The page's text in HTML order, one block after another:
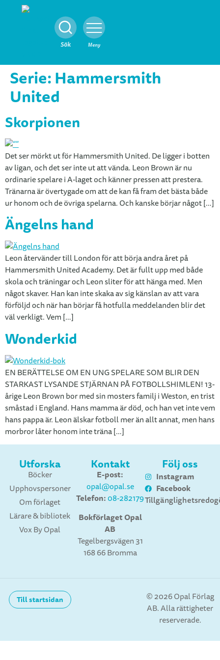
Sök
Stäng Meny
Serie:Hammersmith
United
Skorpionen
Det ser mörkt ut för Hammersmith United. De ligger i botten
av ligan, och det ser inte ut att vända. Leon Brown är nu
ordinarie spelare i A-laget och känner pressen att prestera.
Tränarna är övertygade om att de kan få fram det bästa både
ur honom och de övriga spelarna. Och kanske börjar något […]
Ängelns hand
Leon återvänder till London för att börja andra året på
Hammersmith United Academy. Det är fullt upp med både
skola och träningar och Leon sliter för att hänga med. Men
något skaver. Han kan inte skaka av sig känslan av att vara
förföljd och när han börjar få hotfulla meddelanden blir det
väl verkligt. Vem […]
Wonderkid
EN BERÄTTELSE OM EN UNG SPELARE SOM BLIR DEN
STARKAST LYSANDE STJÄRNAN PÅ FOTBOLLSHIMLEN! 13-
årige Leon Brown bor med sin mosters familj i Weston, en trist
småstad i England. Hans mamma är död, och han vet inte vem
hans pappa är. Leon älskar fotboll mer än allt annat, men hans
morbror låter honom inte träna […]
Utforska
Böcker
Upphovspersoner
Om förlaget
Lärare & bibliotek
Vox By Opal
Kontakt
E-post:
opal@opal.se
Telefon:08-282179
Bokförlaget Opal
AB
Tegelbergsvägen 31
168 66 Bromma
Följ oss
Instagram
Facebook
Till startsidan
© 2026 Opal Förlag
AB. Alla rättigheter
reserverade.